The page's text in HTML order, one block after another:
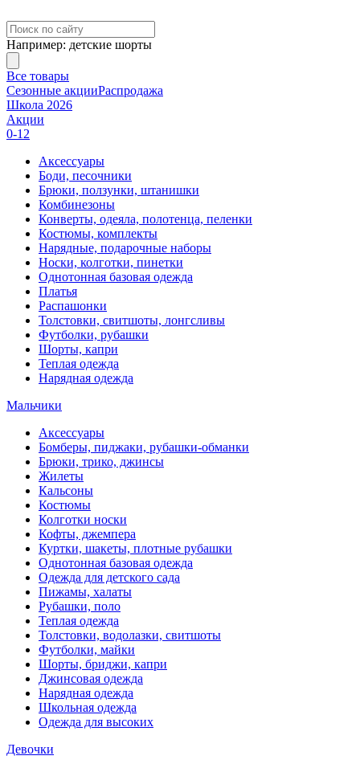
Например: детские шорты
Все товары
Сезонные акцииРаспродажа
Школа 2026
Акции
0-12
Аксессуары
Боди, песочники
Брюки, ползунки, штанишки
Комбинезоны
Конверты, одеяла, полотенца, пеленки
Костюмы, комплекты
Нарядные, подарочные наборы
Носки, колготки, пинетки
Однотонная базовая одежда
Платья
Распашонки
Толстовки, свитшоты, лонгсливы
Футболки, рубашки
Шорты, капри
Теплая одежда
Нарядная одежда
Мальчики
Аксессуары
Бомберы, пиджаки, рубашки-обманки
Брюки, трико, джинсы
Жилеты
Кальсоны
Костюмы
Колготки носки
Кофты, джемпера
Куртки, шакеты, плотные рубашки
Однотонная базовая одежда
Одежда для детского сада
Пижамы, халаты
Рубашки, поло
Теплая одежда
Толстовки, водолазки, свитшоты
Футболки, майки
Шорты, бриджи, капри
Джинсовая одежда
Нарядная одежда
Школьная одежда
Одежда для высоких
Девочки